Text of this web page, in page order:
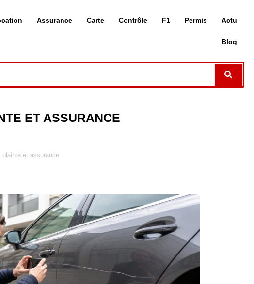
Assurance Carte Contrôle F1 Permis Actu
Blog
ET ASSURANCE
et assurance